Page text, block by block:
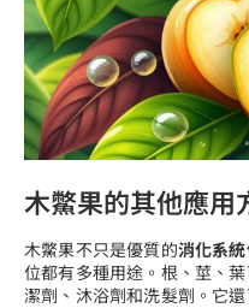
木鱉果的其他應用
木鱉果不只是優質的消化系
位都有多種用途。根、莖、
潔劑、沐浴劑和洗髮劑。它